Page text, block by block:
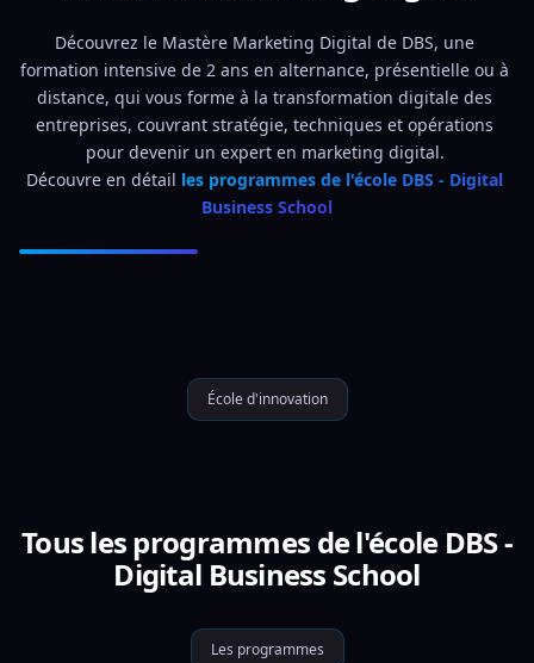
Découvrez le Mastère Marketing Digital de DBS, une
formation intensive de 2 ans en alternance, présentielle ou à
distance, qui vous forme à la transformation digitale des
entreprises, couvrant stratégie, techniques et opérations
pour devenir un expert en marketing digital.
Découvre en détail les programmes de l'école DBS - Digital
Business School
École d'innovation
Tous les programmes de l'école DBS -
Digital Business School
Les programmes